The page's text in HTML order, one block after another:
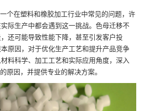
个在塑料和橡胶加工行业中常见的问题，许
际生产中都会遇到这一挑战。色母迁移不
还可能导致性能下降，甚至引发客户投
原因，对于优化生产工艺和提升产品竞争
料科学、加工工艺和实际应用角度，深入
原因，并提供专业的解决方案。